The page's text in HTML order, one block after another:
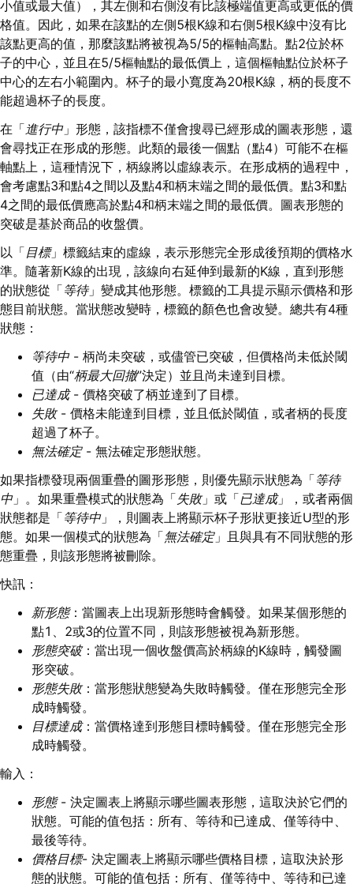
小值或最大值），其左側和右側沒有比該極端值更高或更低的價
格值。因此，如果在該點的左側5根K線和右側5根K線中沒有比
該點更高的值，那麼該點將被視為5/5的樞軸高點。點2位於杯
子的中心，並且在5/5樞軸點的最低價上，這個樞軸點位於杯子
中心的左右小範圍內。杯子的最小寬度為20根K線，柄的長度不
能超過杯子的長度。
在「進行中」形態，該指標不僅會搜尋已經形成的圖表形態，還
會尋找正在形成的形態。此類的最後一個點（點4）可能不在樞
軸點上，這種情況下，柄線將以虛線表示。在形成柄的過程中，
會考慮點3和點4之間以及點4和柄末端之間的最低價。點3和點
4之間的最低價應高於點4和柄末端之間的最低價。圖表形態的
突破是基於商品的收盤價。
以「目標」標籤結束的虛線，表示形態完全形成後預期的價格水
準。隨著新K線的出現，該線向右延伸到最新的K線，直到形態
的狀態從「等待」變成其他形態。標籤的工具提示顯示價格和形
態目前狀態。當狀態改變時，標籤的顏色也會改變。總共有4種
狀態：
等待中- 柄尚未突破，或儘管已突破，但價格尚未低於閾
值（由“柄最大回撤”決定）並且尚未達到目標。
已達成- 價格突破了柄並達到了目標。
失敗- 價格未能達到目標，並且低於閾值，或者柄的長度
超過了杯子。
無法確定- 無法確定形態狀態。
如果指標發現兩個重疊的圖形形態，則優先顯示狀態為「等待
中」。如果重疊模式的狀態為「失敗」或「已達成」，或者兩個
狀態都是「等待中」，則圖表上將顯示杯子形狀更接近U型的形
態。如果一個模式的狀態為「無法確定」且與具有不同狀態的形
態重疊，則該形態將被刪除。
快訊：
新形態：當圖表上出現新形態時會觸發。如果某個形態的
點1、2或3的位置不同，則該形態被視為新形態。
形態突破：當出現一個收盤價高於柄線的K線時，觸發圖
形突破。
形態失敗：當形態狀態變為失敗時觸發。僅在形態完全形
成時觸發。
目標達成：當價格達到形態目標時觸發。僅在形態完全形
成時觸發。
輸入：
形態- 決定圖表上將顯示哪些圖表形態，這取決於它們的
狀態。可能的值包括：所有、等待和已達成、僅等待中、
最後等待。
價格目標- 決定圖表上將顯示哪些價格目標，這取決於形
態的狀態。可能的值包括：所有、僅等待中、等待和已達